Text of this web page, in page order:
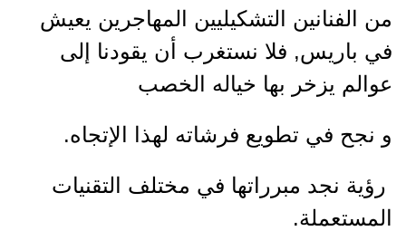
من الفنانين التشكيليين المهاجرين يعيش
في باريس, فلا نستغرب أن يقودنا إلى
عوالم يزخر بها خياله الخصب
و نجح في تطويع فرشاته لهذا الإتجاه.
رؤية نجد مبرراتها في مختلف التقنيات
المستعملة.